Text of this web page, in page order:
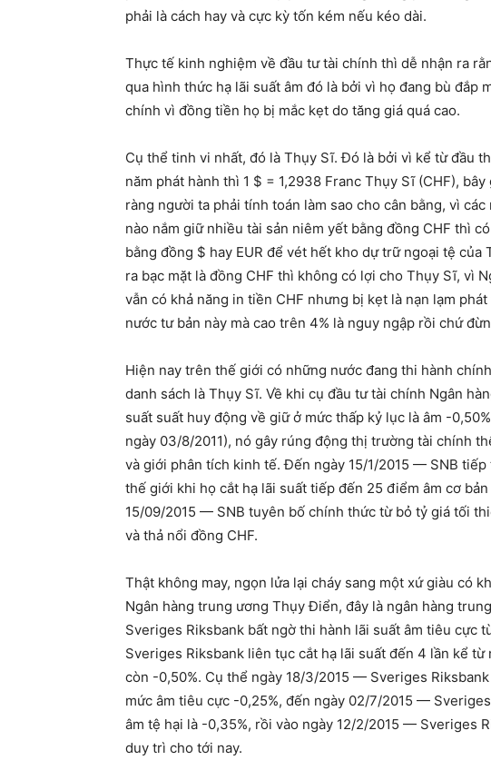
phải là cách hay và cực kỳ tốn kém nếu kéo dài.
Thực tế kinh nghiệm về đầu tư tài chính thì dễ nhận ra
qua hình thức hạ lãi suất âm đó là bởi vì họ đang bù đắp
chính vì đồng tiền họ bị mắc kẹt do tăng giá quá cao.
Cụ thể tinh vi nhất, đó là Thụy Sĩ. Đó là bởi vì kể từ đầu
năm phát hành thì 1 $ = 1,2938 Franc Thụy Sĩ (CHF),
ràng người ta phải tính toán làm sao cho cân bằng, vì
nào nắm giữ nhiều tài sản niêm yết bằng đồng CHF thì
bằng đồng $ hay EUR để vét hết kho dự trữ ngoại tệ của
ra bạc mặt là đồng CHF thì không có lợi cho Thụy Sĩ, vì
vẫn có khả năng in tiền CHF nhưng bị kẹt là nạn lạm
nước tư bản này mà cao trên 4% là nguy ngập rồi chứ
Hiện nay trên thế giới có những nước đang thi hành
danh sách là Thụy Sĩ. Về khi cụ đầu tư tài chính Ngân
suất suất huy động về giữ ở mức thấp kỷ lục là âm -
ngày 03/8/2011), nó gây rúng động thị trường tài chính
và giới phân tích kinh tế. Đến ngày 15/1/2015 — SNB
thế giới khi họ cắt hạ lãi suất tiếp đến 25 điểm âm cơ
15/09/2015 — SNB tuyên bố chính thức từ bỏ tỷ giá tối
và thả nổi đồng CHF.
Thật không may, ngọn lửa lại cháy sang một xứ giàu có
Ngân hàng trung ương Thụy Điển, đây là ngân hàng
Sveriges Riksbank bất ngờ thi hành lãi suất âm tiêu cực
Sveriges Riksbank liên tục cắt hạ lãi suất đến 4 lần kể từ
còn -0,50%. Cụ thể ngày 18/3/2015 — Sveriges
mức âm tiêu cực -0,25%, đến ngày 02/7/2015 —
âm tệ hại là -0,35%, rồi vào ngày 12/2/2015 — Sveriges
duy trì cho tới nay.